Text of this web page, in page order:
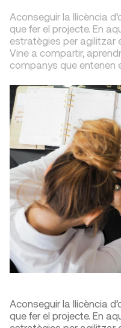
Aconseguir la llicència
que fer el projecte. En
estratègies per agilitzar
Vine a compartir,
companys que entenen
Aconseguir la llicència
que fer el projecte. En